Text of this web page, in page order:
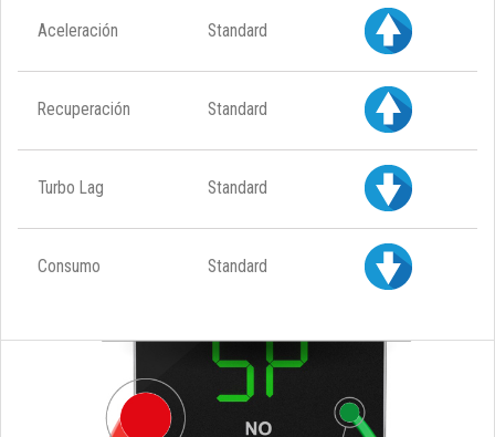
Aceleración Standard
Recuperación Standard
Turbo Lag Standard
Consumo Standard